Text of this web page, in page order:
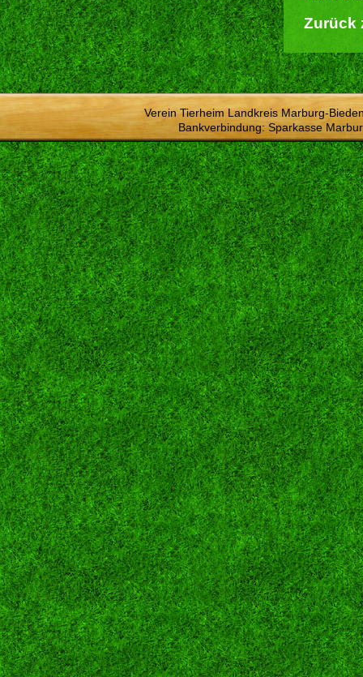
Zurück
Verein Tierheim Landkreis Marburg-
Bankverbindung: Sparkasse